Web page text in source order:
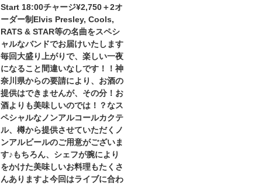
Start 18:00チャージ¥2,750＋2オ
ーダー制Elvis Presley, Cools,
RATS & STAR等の名曲をスペシ
ャルなバンドでお届けいたします
毎回大盛り上がりで、楽しい一夜
になること間違いなしです！！神
奈川県からの要請により、お酒の
提供はできませんが、その分！お
酒よりも美味しいのでは！？なス
ペシャルなノンアルコールカクテ
ル、樽から提供させていただくノ
ンアルビールのご用意がございま
す♪もちろん、シェフが腕により
をかけた美味しいお料理もたくさ
んありますよ今回はライブに合わ